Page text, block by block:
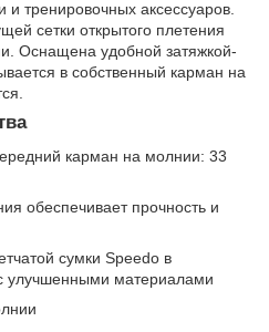
тренировочных аксессуаров.
сетки открытого плетения
Оснащена удобной затяжкой-
в собственный карман на
карман на молнии: 33
обеспечивает прочность и
сумки Speedo в
улучшенными материалами